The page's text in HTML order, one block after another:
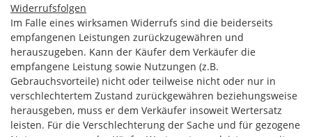
Widerrufsfolgen
Im Falle eines wirksamen Widerrufs sind die beiderseits
empfangenen Leistungen zurückzugewähren und
herauszugeben. Kann der Käufer dem Verkäufer die
empfangene Leistung sowie Nutzungen (z.B.
Gebrauchsvorteile) nicht oder teilweise nicht oder nur in
verschlechtertem Zustand zurückgewähren beziehungsweise
herausgeben, muss er dem Verkäufer insoweit Wertersatz
leisten. Für die Verschlechterung der Sache und für gezogene